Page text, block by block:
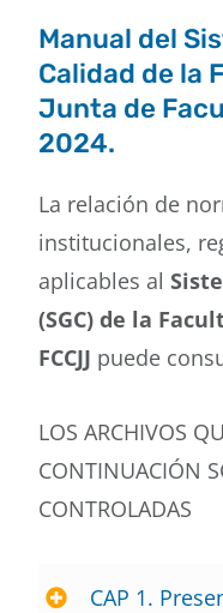
Manual del
Calidad de la
Junta de
2024.
La relación de
institucionales,
aplicables al
(SGC) de la
FCCJJ puede
LOS ARCHIVOS
CONTINUACIÓN
CONTROLADAS
CAP 1.